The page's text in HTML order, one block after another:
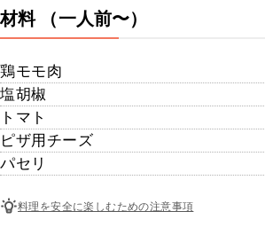
材料 （一人前〜）
鶏モモ肉
塩胡椒
トマト
ピザ用チーズ
パセリ
料理を安全に楽しむための注意事項